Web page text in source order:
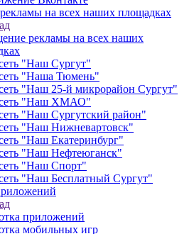
на всех наших площадках
рекламы на всех наших
"Наш Сургут"
"Наша Тюмень"
"Наш 25-й микрорайон Сургут"
"Наш ХМАО"
"Наш Сургутский район"
"Наш Нижневартовск"
"Наш Екатеринбург"
"Наш Нефтеюганск"
"Наш Спорт"
"Наш Бесплатный Сургут"
приложений
мобильных игр